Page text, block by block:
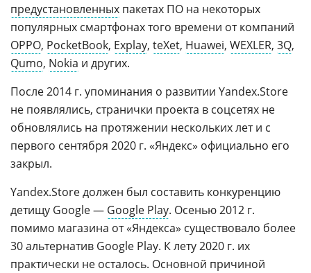
предустановленных пакетах ПО на некоторых
популярных смартфонах того времени от компаний
OPPO, PocketBook, Explay, teXet, Huawei, WEXLER, 3Q,
Qumo, Nokia и других.
После 2014 г. упоминания о развитии Yandex.Store
не появлялись, странички проекта в соцсетях не
обновлялись на протяжении нескольких лет и с
первого сентября 2020 г. «Яндекс» официально его
закрыл.
Yandex.Store должен был составить конкуренцию
детищу Google — Google Play. Осенью 2012 г.
помимо магазина от «Яндекса» существовало более
30 альтернатив Google Play. К лету 2020 г. их
практически не осталось. Основной причиной